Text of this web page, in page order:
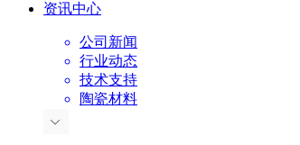
资讯中心
公司新闻
行业动态
技术支持
陶瓷材料